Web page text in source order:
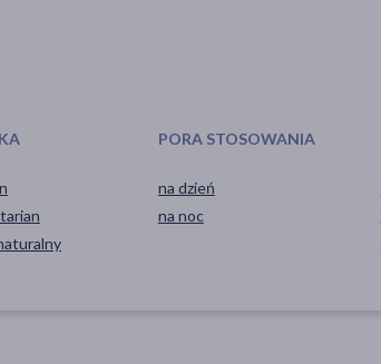
PORA STOSOWANIA
na dzień
na noc